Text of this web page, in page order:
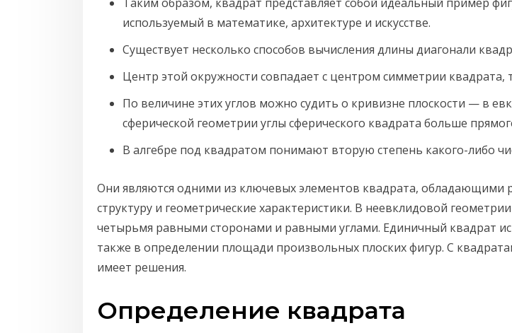
используемый в математике, архитектуре и искусстве.
Существует несколько способов вычисления длины диагонали
Центр этой окружности совпадает с центром симметрии квадрата,
По величине этих углов можно судить о кривизне плоскости — в
сферической геометрии углы сферического квадрата больше
В алгебре под квадратом понимают вторую степень какого-либо
Они являются одними из ключевых элементов квадрата, обладающими
структуру и геометрические характеристики. В неевклидовой
четырьмя равными сторонами и равными углами. Единичный квадрат
также в определении площади произвольных плоских фигур. С
имеет решения.
Определение квадрата